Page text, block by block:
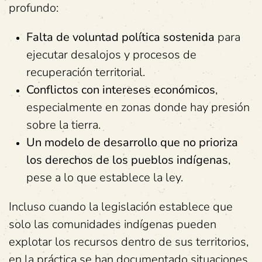
profundo:
Falta de voluntad política sostenida para
ejecutar desalojos y procesos de
recuperación territorial.
Conflictos con intereses económicos,
especialmente en zonas donde hay presión
sobre la tierra.
Un modelo de desarrollo que no prioriza
los derechos de los pueblos indígenas,
pese a lo que establece la ley.
Incluso cuando la legislación establece que
solo las comunidades indígenas pueden
explotar los recursos dentro de sus territorios,